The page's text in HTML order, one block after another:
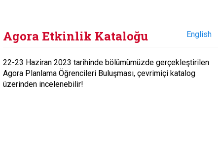
Agora Etkinlik Kataloğu English
22-23 Haziran 2023 tarihinde bölümümüzde gerçekleştirilen
Agora Planlama Öğrencileri Buluşması, çevrimiçi katalog
üzerinden incelenebilir!